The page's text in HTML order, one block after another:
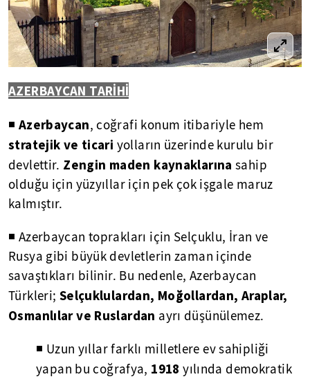
AZERBAYCAN TARİHİ
◾ Azerbaycan, coğrafi konum itibariyle hem
stratejik ve ticari yolların üzerinde kurulu bir
devlettir. Zengin maden kaynaklarına sahip
olduğu için yüzyıllar için pek çok işgale maruz
kalmıştır.
◾ Azerbaycan toprakları için Selçuklu, İran ve
Rusya gibi büyük devletlerin zaman içinde
savaştıkları bilinir. Bu nedenle, Azerbaycan
Türkleri; Selçuklulardan, Moğollardan, Araplar,
Osmanlılar ve Ruslardan ayrı düşünülemez.
◾ Uzun yıllar farklı milletlere ev sahipliği
yapan bu coğrafya, 1918yılında demokratik